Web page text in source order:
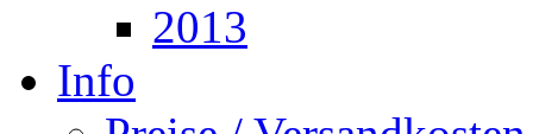
2013
Info